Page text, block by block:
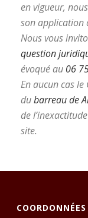
en vigueur,
son application
Nous vous
question
évoqué au 06
En aucun cas le
dubarreau de
de
site.
COORDONNÉES